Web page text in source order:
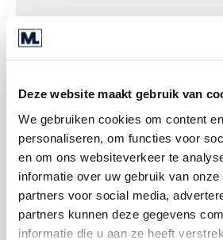
Deze website maakt gebruik van
We gebruiken cookies om content
personaliseren, om functies voor
en om ons websiteverkeer te
informatie over uw gebruik van
partners voor social media,
partners kunnen deze gegevens
informatie die u aan ze heeft